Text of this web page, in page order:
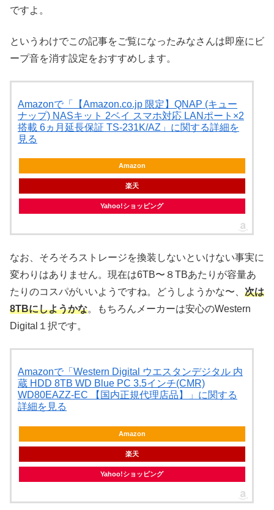
ですよ。
というわけでこの記事をご覧になったみなさんは即座にビ
ープ音を消す設定をおすすめします。
Amazonで「【Amazon.co.jp 限定】QNAP (キュー
ナップ) NASキット 2ベイ スマホ対応 LANポート×2
搭載 6ヵ月延長保証 TS-231K/AZ」に関する詳細を
見る
Amazon
楽天
Yahoo!ショッピング
なお、そろそろストレージを換装しないといけない事実に
変わりはありません。現在は6TB〜８TBあたりが容量あ
たりのコスパがいいようですね。どうしようかな〜、 次は
8TBにしようかな。もちろんメーカーは安心のWestern
Digital１択です。
Amazonで「Western Digital ウエスタンデジタル 内
蔵 HDD 8TB WD Blue PC 3.5インチ(CMR)
WD80EAZZ-EC 【国内正規代理店品】」に関する
詳細を見る
Amazon
楽天
Yahoo!ショッピング